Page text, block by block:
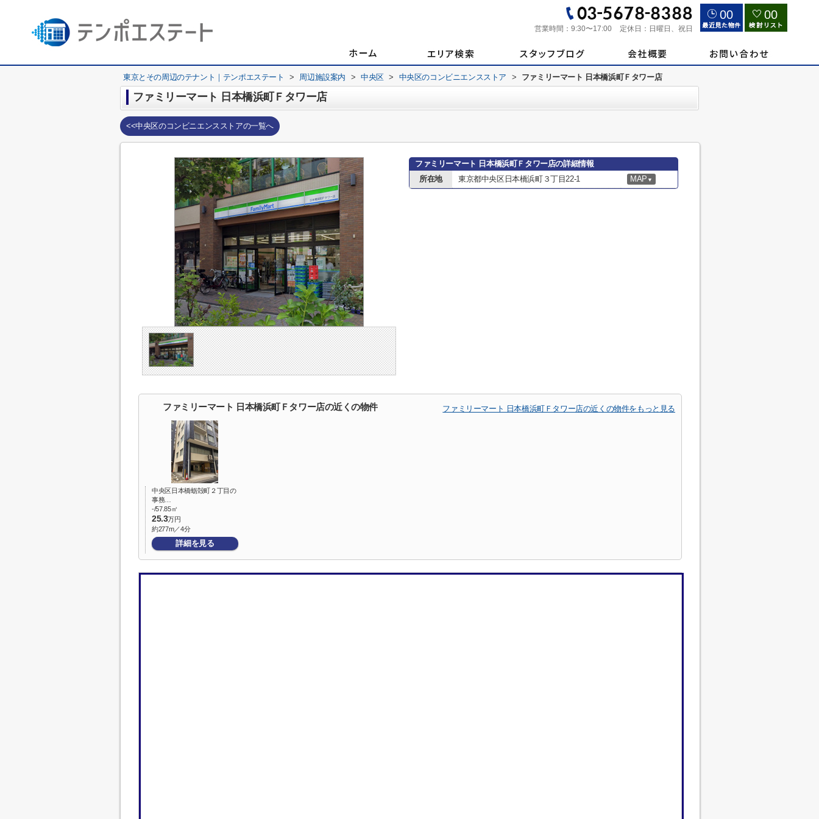
営業時間： 9:30〜17:00 定休日： 日曜日、祝日
00 00
東京とその周辺のテナント｜テンポエステート > 周辺施設案内 > 中央区 > 中央区のコンビニエンスストア > ファミリーマート 日本橋浜町Ｆタワー店
ファミリーマート 日本橋浜町Ｆタワー店
<<中央区のコンビニエンスストアの一覧へ
ファミリーマート 日本橋浜町Ｆタワー店の詳細情報
所在地
東京都中央区日本橋浜町３丁目22-1 MAP ▼
ファミリーマート 日本橋浜町Ｆタワー店の近くの物件 ファミリーマート 日本橋浜町Ｆタワー店の近くの物件をもっと見る
中央区日本橋蛎殻町２丁目の
事務…
-/57.85㎡
25.3万円
約277m／4分
詳細を見る